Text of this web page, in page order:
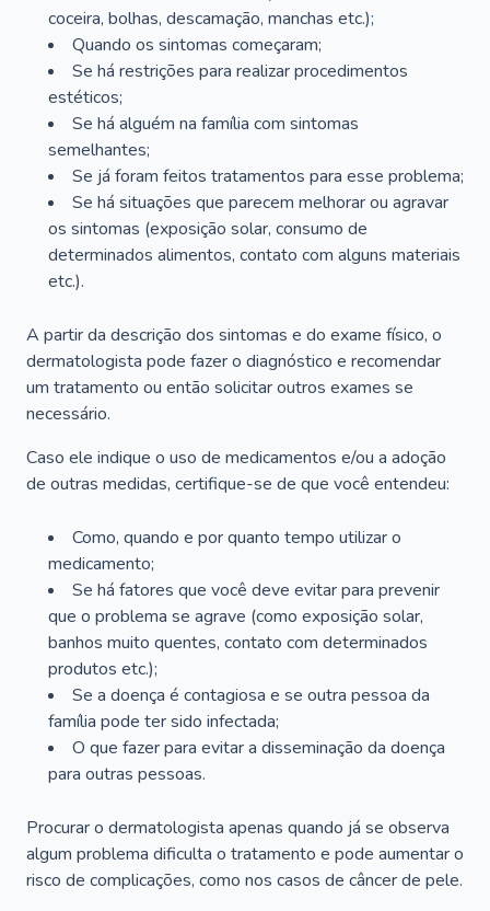
coceira, bolhas, descamação, manchas etc.);
Quando os sintomas começaram;
Se há restrições para realizar procedimentos
estéticos;
Se há alguém na família com sintomas
semelhantes;
Se já foram feitos tratamentos para esse problema;
Se há situações que parecem melhorar ou agravar
os sintomas (exposição solar, consumo de
determinados alimentos, contato com alguns materiais
etc.).
A partir da descrição dos sintomas e do exame físico, o
dermatologista pode fazer o diagnóstico e recomendar
um tratamento ou então solicitar outros exames se
necessário.
Caso ele indique o uso de medicamentos e/ou a adoção
de outras medidas, certifique-se de que você entendeu:
Como, quando e por quanto tempo utilizar o
medicamento;
Se há fatores que você deve evitar para prevenir
que o problema se agrave (como exposição solar,
banhos muito quentes, contato com determinados
produtos etc.);
Se a doença é contagiosa e se outra pessoa da
família pode ter sido infectada;
O que fazer para evitar a disseminação da doença
para outras pessoas.
Procurar o dermatologista apenas quando já se observa
algum problema dificulta o tratamento e pode aumentar o
risco de complicações, como nos casos de câncer de pele.